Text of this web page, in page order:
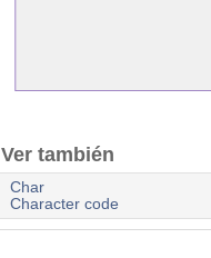
Ver también
Char
Character code